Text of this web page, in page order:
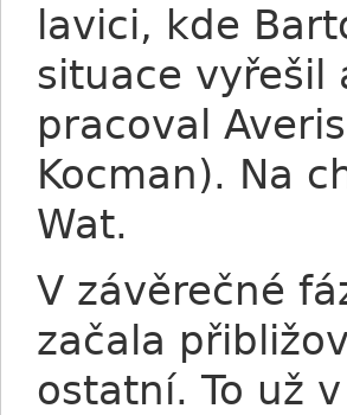
lavici, kde
situace vyřešil
pracoval
Kocman). Na
Wat.
V závěrečné
začala
ostatní. To už